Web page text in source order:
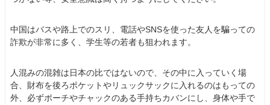
中国はバスや路上でのスリ、電話やSNSを使った友人を騙っての
詐欺が非常に多く、学生等の若者も狙われます。
人混みの混雑は日本の比ではないので、その中に入っていく場
合、財布を後ろポケットやリュックサックに入れるのはもっての
外、必ずポーチやチャックのある手持ちカバンにし、身体や手で